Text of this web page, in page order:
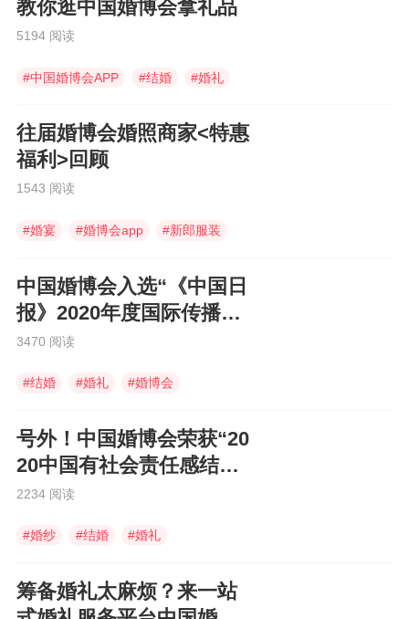
教你逛中国婚博会拿礼品
5194 阅读
#中国婚博会APP #结婚 #婚礼
往届婚博会婚照商家<特惠
福利>回顾
1543 阅读
#婚宴 #婚博会app #新郎服装
中国婚博会入选“《中国日
报》2020年度国际传播图
片”
3470 阅读
#结婚 #婚礼 #婚博会
号外！中国婚博会荣获“20
20中国有社会责任感结婚
企业”
2234 阅读
#婚纱 #结婚 #婚礼
筹备婚礼太麻烦？来一站